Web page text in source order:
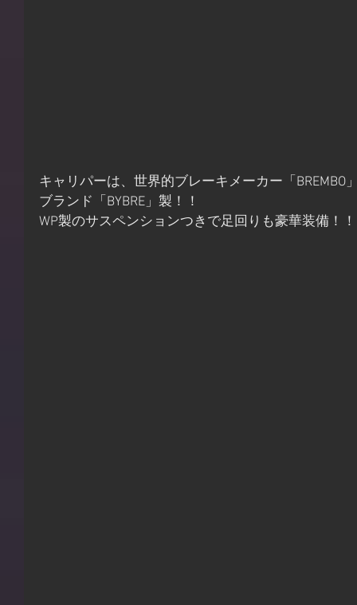
キャリパーは、世界的ブレーキメーカー「BREMBO
ブランド「BYBRE」製！！
WP製のサスペンションつきで足回りも豪華装備！！